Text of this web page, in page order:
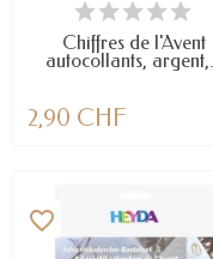
EN STOCK
Chiffres de l'Avent
autocollants, argent,...
2,90 CHF
favorite_border